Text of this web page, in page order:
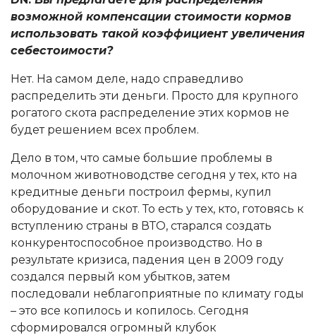
возможной компенсации стоимости кормов
использовать такой коэффициент увеличения
себестоимости?
Нет. На самом деле, надо справедливо
распределить эти деньги. Просто для крупного
рогатого скота распределение этих кормов не
будет решением всех проблем.
Дело в том, что самые большие проблемы в
молочном животноводстве сегодня у тех, кто на
кредитные деньги построил фермы, купил
оборудование и скот. То есть у тех, кто, готовясь к
вступлению страны в ВТО, старался создать
конкурентоспособное производство. Но в
результате кризиса, падения цен в 2009 году
создался первый ком убытков, затем
последовали неблагоприятные по климату годы
– это все копилось и копилось. Сегодня
сформировался огромный клубок